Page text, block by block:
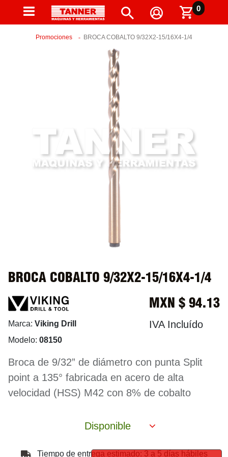
0
Promociones BROCA COBALTO 9/32X2-15/16X4-1/4
BROCA COBALTO 9/32X2-15/16X4-1/4
Marca: Viking Drill
Modelo: 08150
MXN $ 94.13
IVA Incluído
Broca de 9/32” de diámetro con punta Split
point a 135° fabricada en acero de alta
velocidad (HSS) M42 con 8% de cobalto
Disponible
Tiempo de entrega estimado: 3 a 5 días hábiles